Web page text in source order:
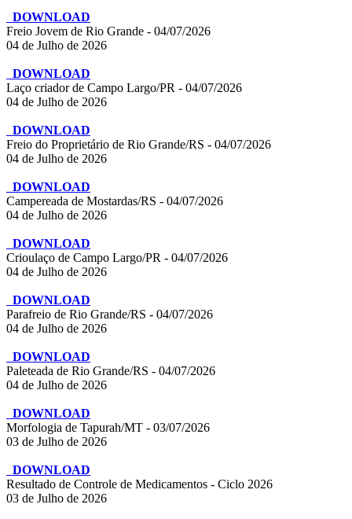
DOWNLOAD
Freio Jovem de Rio Grande - 04/07/2026
04 de Julho de 2026
DOWNLOAD
Laço criador de Campo Largo/PR - 04/07/2026
04 de Julho de 2026
DOWNLOAD
Freio do Proprietário de Rio Grande/RS - 04/07/2026
04 de Julho de 2026
DOWNLOAD
Campereada de Mostardas/RS - 04/07/2026
04 de Julho de 2026
DOWNLOAD
Crioulaço de Campo Largo/PR - 04/07/2026
04 de Julho de 2026
DOWNLOAD
Parafreio de Rio Grande/RS - 04/07/2026
04 de Julho de 2026
DOWNLOAD
Paleteada de Rio Grande/RS - 04/07/2026
04 de Julho de 2026
DOWNLOAD
Morfologia de Tapurah/MT - 03/07/2026
03 de Julho de 2026
DOWNLOAD
Resultado de Controle de Medicamentos - Ciclo 2026
03 de Julho de 2026